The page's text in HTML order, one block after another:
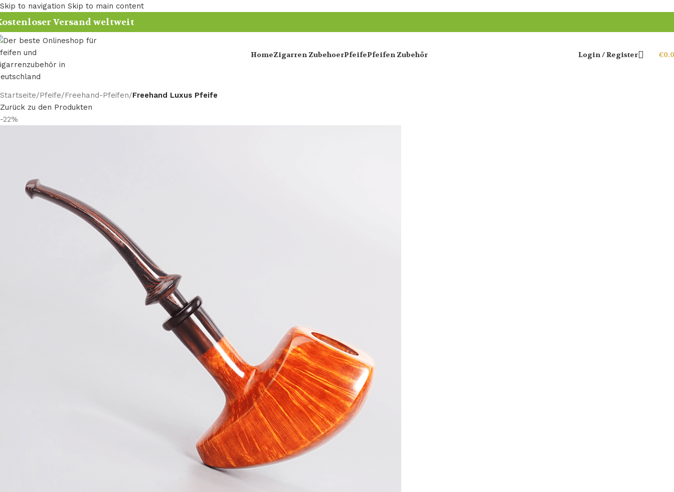
Skip to navigation Skip to main content
Versand weltweit
HomeZigarren ZubehoerPfeifePfeifen Zubehör Login / Register €
Startseite/Pfeife/Freehand-Pfeifen/Freehand Luxus Pfeife
Zurück zu den Produkten
-22%